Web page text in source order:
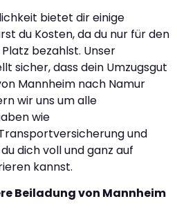
bietet dir einige
du Kosten, da du nur für den
bezahlst. Unser
sicher, dass dein Umzugsgut
Mannheim nach Namur
wir uns um alle
wie
und
dich voll und ganz auf
kannst.
Beiladung von Mannheim